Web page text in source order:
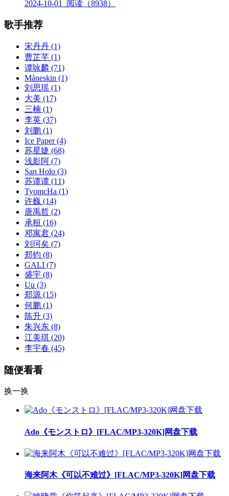
2024-10-01
阅读（8938）
歌手推荐
宋丹丹 (1)
曹芷芊 (1)
谭咏麟 (71)
Måneskin (1)
刘思瑶 (1)
大美 (17)
三楠 (1)
李英 (37)
刘鹏 (1)
Ice Paper(4)
苏星婕 (68)
浅影阿 (7)
San Holo (3)
苏谭谭 (11)
TyomcHa (1)
许巍 (14)
唐禹哲 (2)
承桓 (16)
邓寓君 (24)
刘珂矣 (7)
郑钧 (8)
GALI (7)
盛宇 (8)
Uu (3)
郑源 (15)
何鹏 (1)
陈升 (3)
朱兴东 (8)
江美琪 (20)
李宇春 (45)
随便看看
换一换
Ado《モンストロ》[FLAC/MP3-320K]网盘下载
海来阿木《可以不难过》[FLAC/MP3-320K]网盘下载